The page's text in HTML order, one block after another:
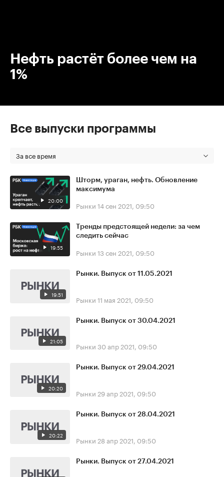
Нефть растёт более чем на
1%
Все выпуски программы
За все время
20:00
Шторм, ураган, нефть. Обновление
максимума
Рынки 14 сен 2021, 09:50
19:55
Тренды предстоящей недели: за чем
следить сейчас
Рынки 13 сен 2021, 09:50
19:51
Рынки. Выпуск от 11.05.2021
Рынки 11 мая 2021, 09:50
21:05
Рынки. Выпуск от 30.04.2021
Рынки 30 апр 2021, 09:50
20:20
Рынки. Выпуск от 29.04.2021
Рынки 29 апр 2021, 09:50
20:22
Рынки. Выпуск от 28.04.2021
Рынки 28 апр 2021, 09:50
Рынки. Выпуск от 27.04.2021